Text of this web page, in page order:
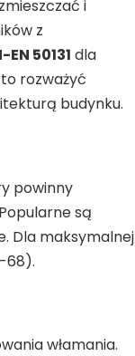
i
z
EN 50131 dla
rozważyć
budynku.
powinny
są
Dla maksymalnej
68).
włamania.